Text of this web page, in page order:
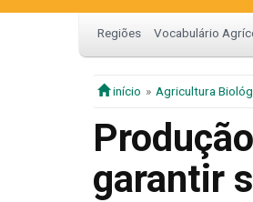
Regiões Vocabulário
início Agricultura
garantir